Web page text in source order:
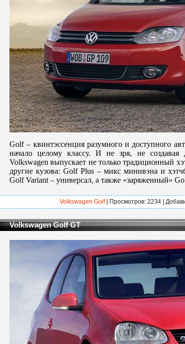
Golf – квинтэссенция разумного и доступного
начало целому классу. И не зря, не
Volkswagen выпускает не только традиционный
другие кузова: Golf Plus – микс минивэна и
Golf Variant – универсал, а также «заряженный»
Volkswagen Golf| Просмотров: 2234 |
Volkswagen Golf GT